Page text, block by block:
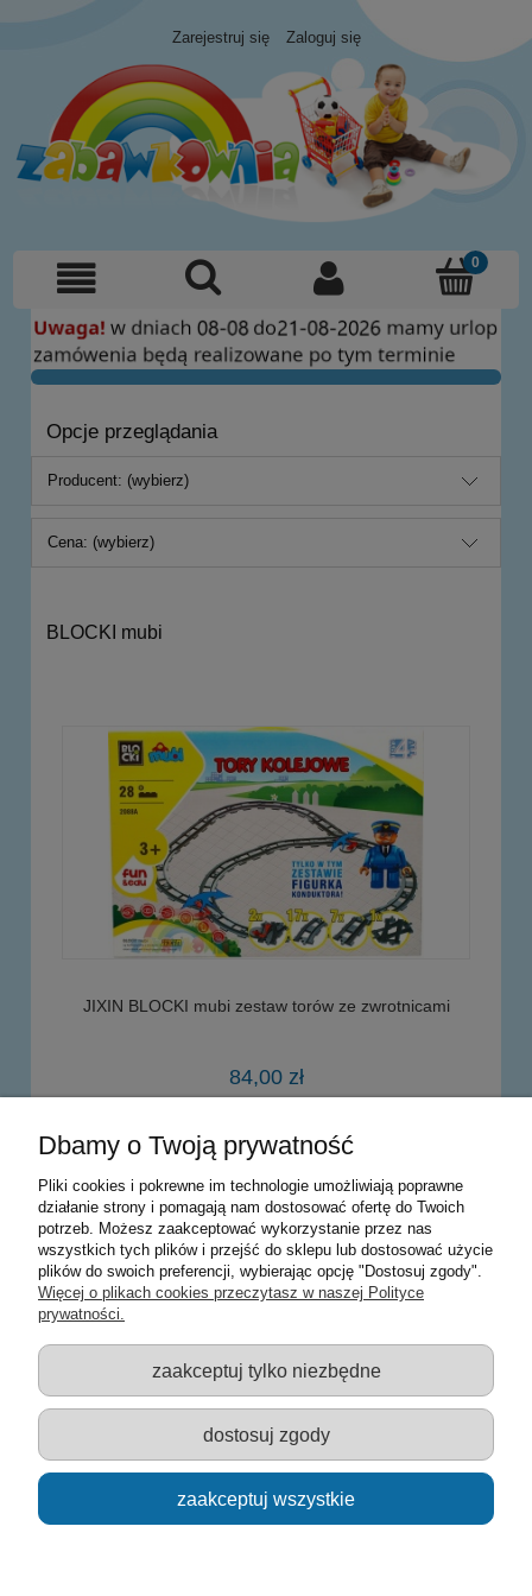
Zarejestruj się Zaloguj się
Opcje przeglądania
Producent: (wybierz)
Cena: (wybierz)
BLOCKI mubi
JIXIN BLOCKI mubi zestaw torów ze zwrotnicami
84,00 zł
do koszyka
Warunki zakupów
Moje konto
Informacje o sklepie
Sklep z zabawkami Łódź :: Hurownia zabawek :: Zabawki
edukacyjne :: Zestawy artystyczne :: Zabawki :: samochody Welly
:: Zabawkownia :: zabawki dla dzieci :: Lalki :: Klocki :: Artykuły
szkolne ::
Dbamy o Twoją prywatność
Pliki cookies i pokrewne im technologie umożliwiają poprawne
działanie strony i pomagają nam dostosować ofertę do Twoich
potrzeb. Możesz zaakceptować wykorzystanie przez nas
wszystkich tych plików i przejść do sklepu lub dostosować użycie
plików do swoich preferencji, wybierając opcję "Dostosuj zgody".
Więcej o plikach cookies przeczytasz w naszej Polityce
prywatności.
zaakceptuj tylko niezbędne
dostosuj zgody
zaakceptuj wszystkie